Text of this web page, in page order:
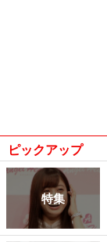
ピックアップ
特集